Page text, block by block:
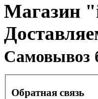
Магазин
Cамовывоз
Обратная связь